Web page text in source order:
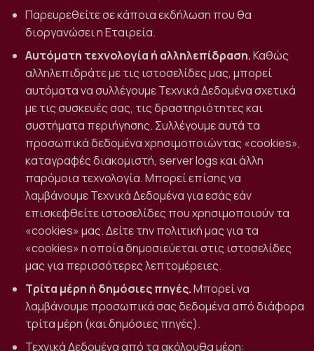
Παρευρεθείτε σε κάποια εκδήλωση που θα
διοργανώσει η Εταιρεία.
Αυτόματη τεχνολογία ή αλληλεπίδραση.Καθώς
αλληλεπιδράτε με τις ιστοσελίδες μας, μπορεί
αυτόματα να συλλέγουμε Τεχνικά Δεδομένα σχετικά
με τις συσκευές σας, τις δραστηριότητες και
συστήματα περιήγησης. Συλλέγουμε αυτά τα
προσωπικά δεδομένα χρησιμοποιώντας «cookies»,
καταγραφές διακομιστή, server logs και άλλη
παρόμοια τεχνολογία. Μπορεί επίσης να
λαμβάνουμε Τεχνικά Δεδομένα για εσάς εάν
επισκεφθείτε ιστοσελίδες που χρησιμοποιούν τα
«cookies» μας. Δείτε την πολιτική μας για τα
«cookies» η οποία δημοσιεύεται στις ιστοσελίδες
μας για περισσότερες λεπτομέρειες.
Τρίτα μέρη ή δημόσιες πηγές.Μπορεί να
λαμβάνουμε προσωπικά σας δεδομένα από διάφορα
τρίτα μέρη (και δημόσιες πηγές).
Τεχνικά Δεδομένα από τα ακόλουθα μέρη: